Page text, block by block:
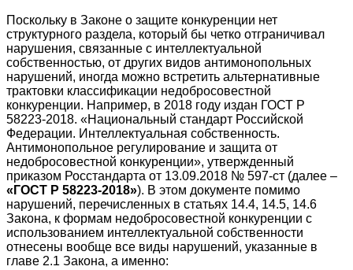
Поскольку в Законе о защите конкуренции нет
структурного раздела, который бы четко отграничивал
нарушения, связанные с интеллектуальной
собственностью, от других видов антимонопольных
нарушений, иногда можно встретить альтернативные
трактовки классификации недобросовестной
конкуренции. Например, в 2018 году издан ГОСТ Р
58223-2018. «Национальный стандарт Российской
Федерации. Интеллектуальная собственность.
Антимонопольное регулирование и защита от
недобросовестной конкуренции», утвержденный
приказом Росстандарта от 13.09.2018 № 597-ст (далее –
«ГОСТ Р 58223-2018»). В этом документе помимо
нарушений, перечисленных в статьях 14.4, 14.5, 14.6
Закона, к формам недобросовестной конкуренции с
использованием интеллектуальной собственности
отнесены вообще все виды нарушений, указанные в
главе 2.1 Закона, а именно: